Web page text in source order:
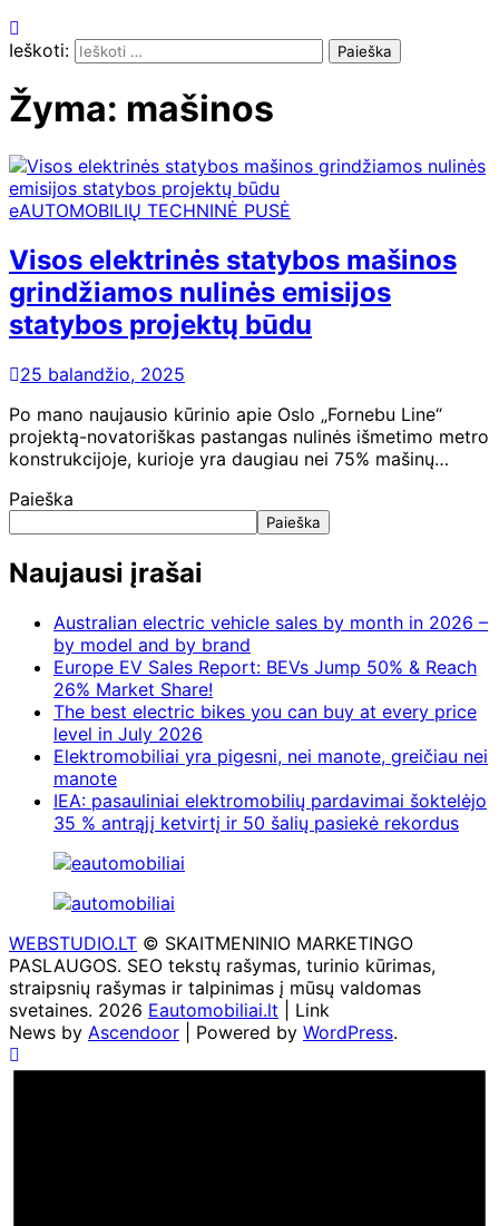
Ieškoti:
Žyma: mašinos
eAUTOMOBILIŲ TECHNINĖ PUSĖ
Visos elektrinės statybos mašinos
grindžiamos nulinės emisijos
statybos projektų būdu
25 balandžio, 2025
Po mano naujausio kūrinio apie Oslo „Fornebu Line“
projektą-novatoriškas pastangas nulinės išmetimo metro
konstrukcijoje, kurioje yra daugiau nei 75% mašinų…
Paieška
Paieška
Naujausi įrašai
Australian electric vehicle sales by month in 2026 –
by model and by brand
Europe EV Sales Report: BEVs Jump 50% & Reach
26% Market Share!
The best electric bikes you can buy at every price
level in July 2026
Elektromobiliai yra pigesni, nei manote, greičiau nei
manote
IEA: pasauliniai elektromobilių pardavimai šoktelėjo
35 % antrąjį ketvirtį ir 50 šalių pasiekė rekordus
WEBSTUDIO.LT © SKAITMENINIO MARKETINGO
PASLAUGOS. SEO tekstų rašymas, turinio kūrimas,
straipsnių rašymas ir talpinimas į mūsų valdomas
svetaines. 2026 Eautomobiliai.lt | Link
News by Ascendoor | Powered by WordPress.